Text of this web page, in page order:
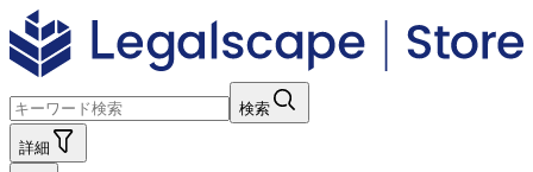
検索
詳細